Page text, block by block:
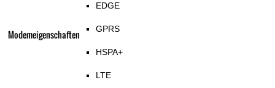
Modemeigenschaften
EDGE
GPRS
HSPA+
LTE